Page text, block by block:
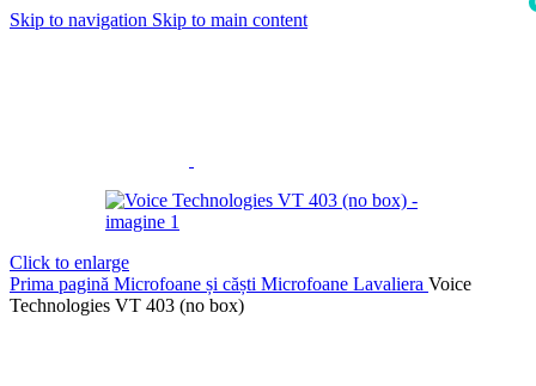
Skip to navigation Skip to main content
Click to enlarge
Prima pagină Microfoane și căști Microfoane Lavaliera Voice
Technologies VT 403 (no box)